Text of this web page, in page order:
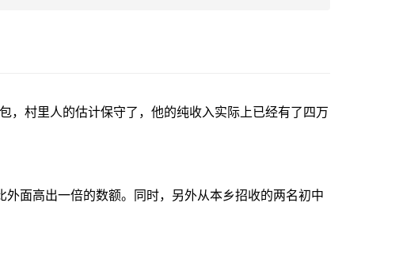
，村里人的估计保守了，他的纯收入实际上已经有了四万
面高出一倍的数额。同时，另外从本乡招收的两名初中